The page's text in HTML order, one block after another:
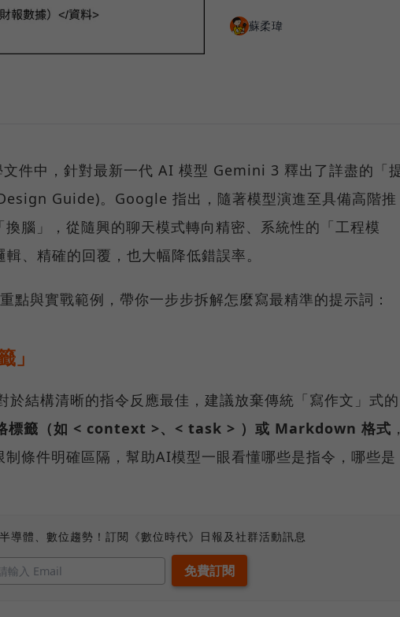
蘇柔瑋
件中，針對最新一代 AI 模型 Gemini 3 釋出了詳盡的「
Guide)。Google 指出，隨著模型演進至具備高階推
腦」，從隨興的聊天模式轉向精密、系統性的「工程模
、精確的回覆，也大幅降低錯誤率。
點與實戰範例，帶你一步步拆解怎麼寫最精準的提示詞：
」
結構清晰的指令反應最佳，建議放棄傳統「寫作文」式的
標籤（如 < context >、< task > ）或 Markdown 格式
條件明確區隔，幫助AI模型一眼看懂哪些是指令，哪些是
導體、數位趨勢！訂閱《數位時代》日報及社群活動訊息